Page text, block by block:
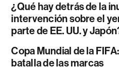
¿Qué hay detrás de la
intervención sobre el
parte de EE. UU. y
Copa Mundial de la
batalla de las marcas